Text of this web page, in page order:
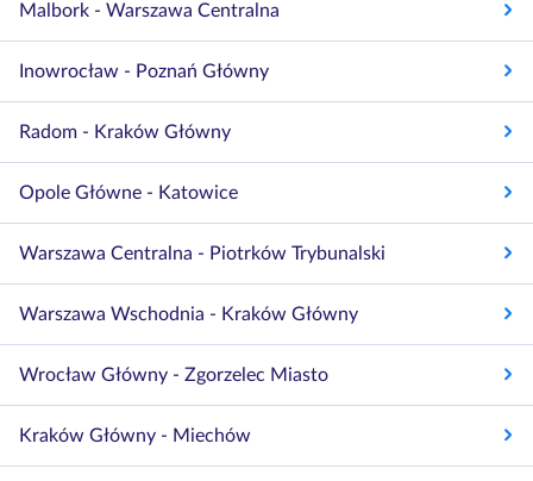
Malbork - Warszawa Centralna
Inowrocław - Poznań Główny
Radom - Kraków Główny
Opole Główne - Katowice
Warszawa Centralna - Piotrków Trybunalski
Warszawa Wschodnia - Kraków Główny
Wrocław Główny - Zgorzelec Miasto
Kraków Główny - Miechów